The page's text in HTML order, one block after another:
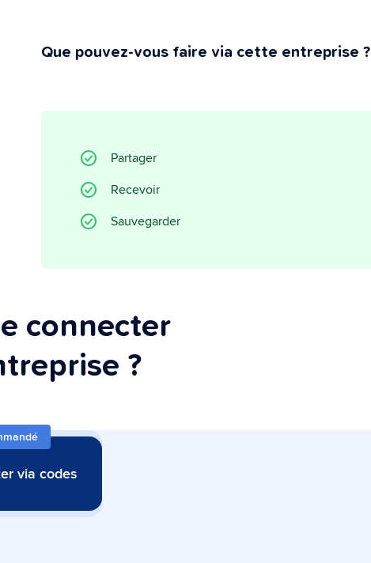
Que pouvez-vous faire via cette entreprise ?
Partager
Recevoir
Sauvegarder
connecter
?
via codes